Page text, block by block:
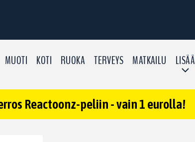
MUOTI KOTI RUOKA TERVEYS MATKAILU LISÄÄ
Reactoonz-peliin - vain 1 eurolla!